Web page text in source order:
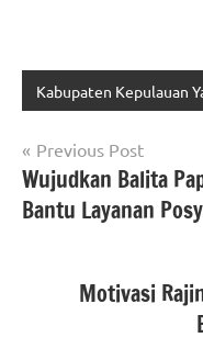
Kabupaten Kepulauan
Navigasi
pos
Previous Post
Wujudkan Balita
Bantu Layanan
Motivasi